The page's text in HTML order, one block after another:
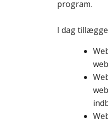
program.
I dag